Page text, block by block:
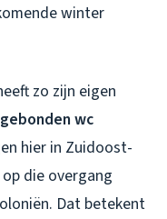
winter
zo zijn eigen
wc
hier in Zuidoost-
die overgang
Dat betekent